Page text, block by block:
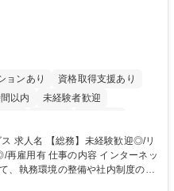
ョンあり
資格取得支援あり
以内
未経験者歓迎
以内 土日祝休み 服装自由
リ
インターネッ
、執務環境の整備や社内制度の検
当し、間接的に会社の生産性向上